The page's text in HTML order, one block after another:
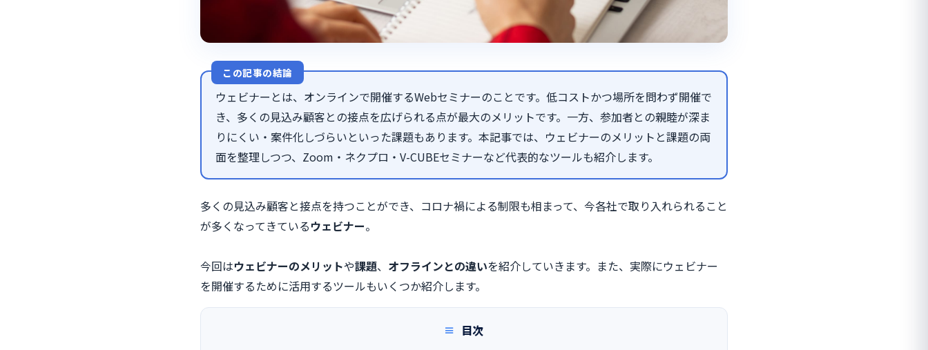
この記事の結論
ウェビナーとは、オンラインで開催するWebセミナーのことです。低コストかつ場所を問わず開催で
き、多くの見込み顧客との接点を広げられる点が最大のメリットです。一方、参加者との親睦が深ま
りにくい・案件化しづらいといった課題もあります。本記事では、ウェビナーのメリットと課題の両
面を整理しつつ、Zoom・ネクプロ・V-CUBEセミナーなど代表的なツールも紹介します。
多くの見込み顧客と接点を持つことができ、コロナ禍による制限も相まって、今各社で取り入れられること
が多くなってきているウェビナー。
今回はウェビナーのメリットや課題、 オフラインとの違いを紹介していきます。また、実際にウェビナー
を開催するために活用するツールもいくつか紹介します。
目次